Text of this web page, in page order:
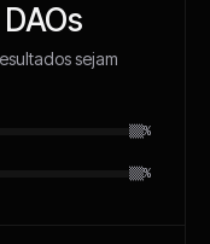
sejam
▒▒%
▒▒%